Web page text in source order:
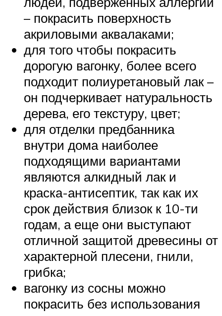
– покрасить поверхность
акриловыми аквалаками;
для того чтобы покрасить
дорогую вагонку, более всего
подходит полиуретановый лак –
он подчеркивает натуральность
дерева, его текстуру, цвет;
для отделки предбанника
внутри дома наиболее
подходящими вариантами
являются алкидный лак и
краска-антисептик, так как их
срок действия близок к 10-ти
годам, а еще они выступают
отличной защитой древесины от
характерной плесени, гнили,
грибка;
вагонку из сосны можно
покрасить без использования